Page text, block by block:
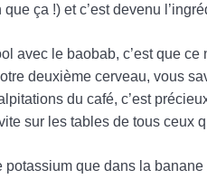
que ça !) et c’est devenu
avec le baobab, c’est que
deuxième cerveau, vous
du café, c’est
sur les tables de tous ceux
potassium que dans la